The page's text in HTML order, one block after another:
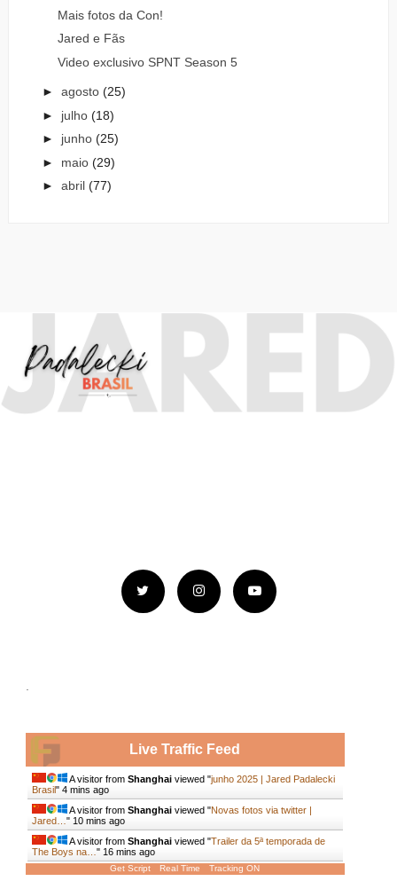
Mais fotos da Con!
Jared e Fãs
Video exclusivo SPNT Season 5
► agosto (25)
► julho (18)
► junho (25)
► maio (29)
► abril (77)
.
Live Traffic Feed
A visitor from Shanghaiviewed "junho 2025 | Jared Padalecki
Brasil" 4 mins ago
A visitor from Shanghaiviewed "Novas fotos via twitter |
Jared… " 10 mins ago
A visitor from Shanghaiviewed "Trailer da 5ª temporada de
The Boys na… " 16 mins ago
Get Script Real Time Tracking ON